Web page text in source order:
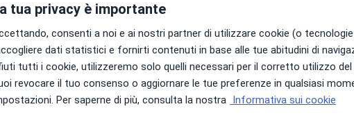
Biffi
dello sport·
6 Ago 7 Ago 8 Ago 9 Ago
Non ci sono agende disponibili!
Chiedi di attivare le prenotazioni online
tua privacy è importante
consenti a noi e ai nostri partner di utilizzare cookie (o
dati statistici e fornirti contenuti in base alle tue abitudini di
tutti i cookie, utilizzeremo solo quelli necessari per il corretto utilizzo
revocare il tuo consenso o aggiornare le tue preferenze in qualsiasi
Per saperne di più, consulta la nostra Informativa sui cookie